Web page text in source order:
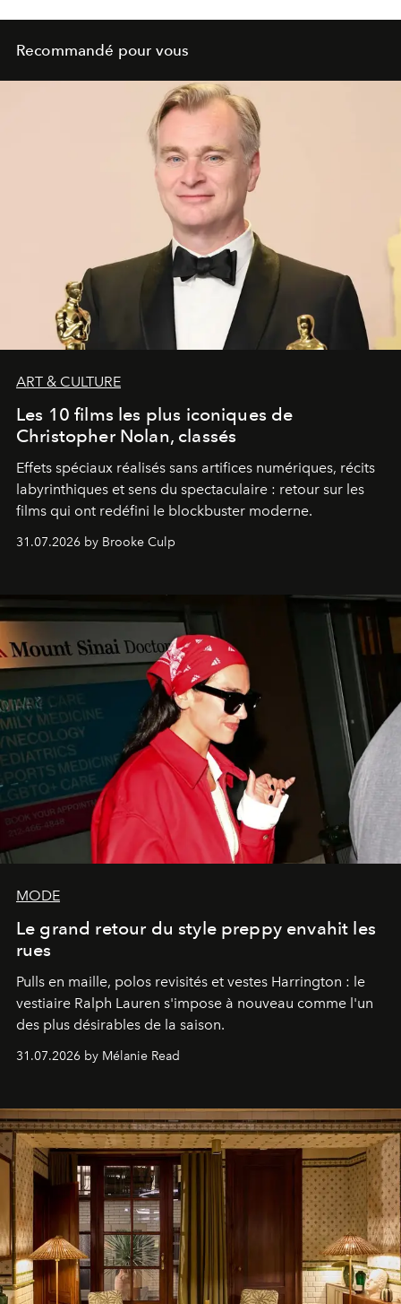
Recommandé pour vous
ART & CULTURE
Les 10 films les plus iconiques de
Christopher Nolan, classés
Effets spéciaux réalisés sans artifices numériques, récits
labyrinthiques et sens du spectaculaire : retour sur les
films qui ont redéfini le blockbuster moderne.
31.07.2026 by Brooke Culp
MODE
Le grand retour du style preppy envahit les
rues
Pulls en maille, polos revisités et vestes Harrington : le
vestiaire Ralph Lauren s'impose à nouveau comme l'un
des plus désirables de la saison.
31.07.2026 by Mélanie Read